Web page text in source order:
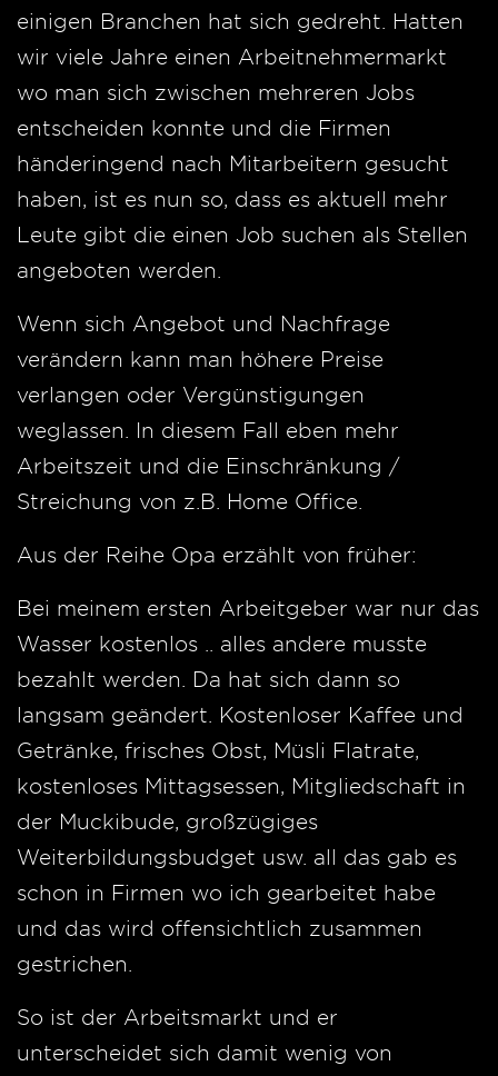
einigen Branchen hat sich gedreht. Hatten
wir viele Jahre einen Arbeitnehmermarkt
wo man sich zwischen mehreren Jobs
entscheiden konnte und die Firmen
händeringend nach Mitarbeitern gesucht
haben, ist es nun so, dass es aktuell mehr
Leute gibt die einen Job suchen als Stellen
angeboten werden.
Wenn sich Angebot und Nachfrage
verändern kann man höhere Preise
verlangen oder Vergünstigungen
weglassen. In diesem Fall eben mehr
Arbeitszeit und die Einschränkung /
Streichung von z.B. Home Office.
Aus der Reihe Opa erzählt von früher:
Bei meinem ersten Arbeitgeber war nur das
Wasser kostenlos .. alles andere musste
bezahlt werden. Da hat sich dann so
langsam geändert. Kostenloser Kaffee und
Getränke, frisches Obst, Müsli Flatrate,
kostenloses Mittagsessen, Mitgliedschaft in
der Muckibude, großzügiges
Weiterbildungsbudget usw. all das gab es
schon in Firmen wo ich gearbeitet habe
und das wird offensichtlich zusammen
gestrichen.
So ist der Arbeitsmarkt und er
unterscheidet sich damit wenig von